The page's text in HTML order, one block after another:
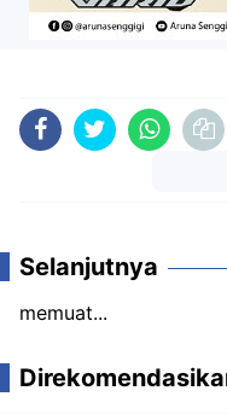
Selanjutnya
memuat...